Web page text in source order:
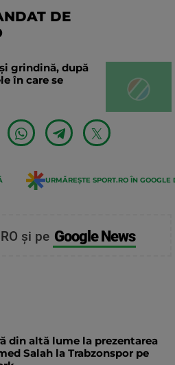
DE
grindină, după
în care se
URMĂREȘTE SPORT.RO ÎN GOOGLE
și pe Google News
din altă lume la prezentarea
Salah la Trabzonspor pe